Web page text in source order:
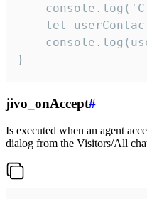
let
}
jivo_onAccept#
Is executed when an agent
dialog from the Visitors/All